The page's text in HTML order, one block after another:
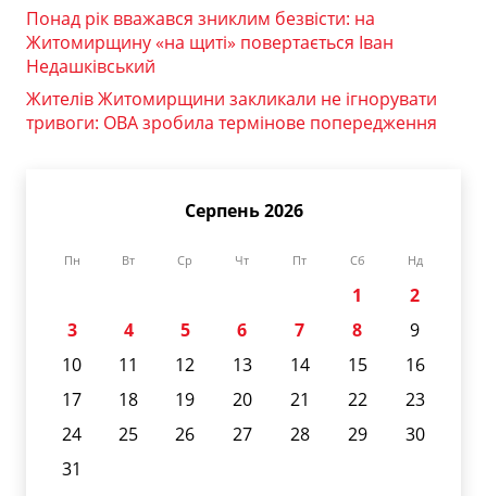
Понад рік вважався зниклим безвісти: на
Житомирщину «на щиті» повертається Іван
Недашківський
Жителів Житомирщини закликали не ігнорувати
тривоги: ОВА зробила термінове попередження
Серпень 2026
Пн Вт Ср Чт Пт Сб Нд
1
2
3
4 5 6 7 8
9
10
11 12 13 14 15
16
17
18 19 20 21 22
23
24
25 26 27 28 29
30
31